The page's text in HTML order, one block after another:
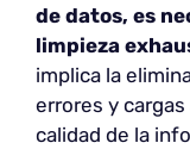
de datos, es
limpieza
implica la
errores y
calidad de la